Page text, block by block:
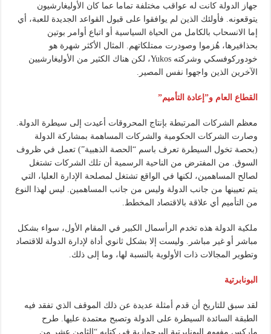
جهاز الدولة كانت له عواقب مختلفة تماما عما كان الأوليغارشيون
يتوقعونه. فأولئك الذين لم يوافقوا على قبول القواعد الجديدة للعبة، أي
إما الانسحاب بالكامل من الحياة السياسية أو اتباع أوامر بوتين
بحذافيرها، هُزموا وصودرت ممتلكاتهم. المثال الأكثر شهرة هو
خودوركوفسكي وشركته Yukos، لكن هناك الكثير من الأوليغارشيين
الآخرين الذين واجهوا نفس المصير.
القطاع العام و”إعادة التأميم”
معظم الشركات المرتبطة بإنتاج المحروقات أعيدت إلى سيطرة الدولة.
وصارت الشركات الحكومية والشركات المساهمة بمشاركة الدولة
(بحصة تخول السيطرة تعرف باسم “الحصة الذهبية”) تعمل في ظروف
السوق. من المفترض من الناحية الرسمية أن تلك الشركات تشتغل
لصالح المساهمين، لكنها في الواقع تشتغل لمصلحة الإدارة العليا، التي
يتم تعيينها من جانب الدولة وليس من جانب المساهمين. ليس لهذا النوع
من التأميم أي علاقة بالاقتصاد المخطط.
ملكية الدولة هذه تخدم الرأسمال الكبير في المقام الأول، سواء بشكل
مباشر أو غير مباشر. وليست إلا بشكل ثانوي أداة لإدارة الدولة للاقتصاد
وتطوير المجالات ذات الأولوية بالنسبة لها، وما إلى ذلك.
البونابرتية
لقد سبق للتاريخ أن قدم أمثلة عديدة عن ذلك الموقف الذي تفقد فيه
الطبقة السائدة السيطرة على الدولة وتصبح معتمدة عليها. طرح
ماركس مفهوم البونابرتية البرجوازية في كتابه “الثامن عشر من